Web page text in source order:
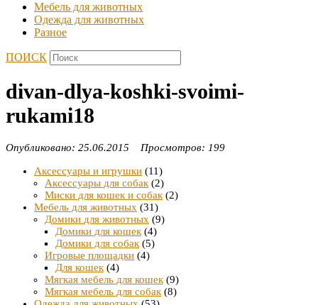
Мебель для животных
Одежда для животных
Разное
ПОИСК
divan-dlya-koshki-svoimi-
rukami18
Опубликовано: 25.06.2015 Просмотров: 199
Аксессуары и игрушки (11)
Аксессуары для собак (2)
Миски для кошек и собак (2)
Мебель для животных (31)
Домики для животных (9)
Домики для кошек (4)
Домики для собак (5)
Игровые площадки (4)
Для кошек (4)
Мягкая мебель для кошек (9)
Мягкая мебель для собак (8)